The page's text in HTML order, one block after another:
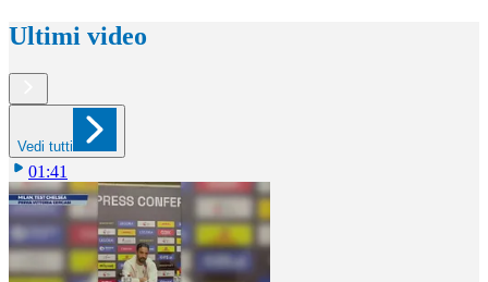
Ultimi video
Vedi tutti
01:41